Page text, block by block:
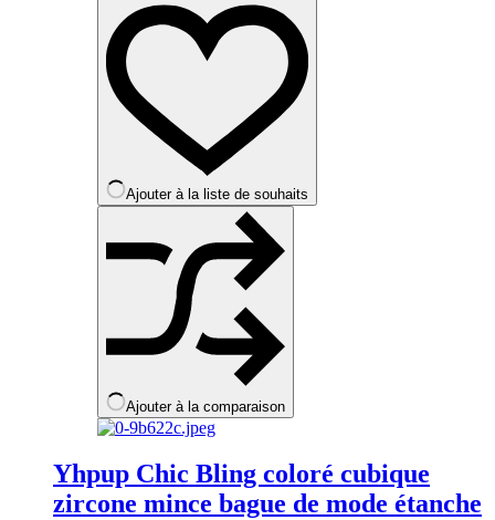
plusieurs
variations.
options
peuvent
être
choisies
sur
page
du
produit
Ajouter à la liste de souhaits
Ajouter à la comparaison
Yhpup Chic Bling coloré cubique
zircone mince bague de mode étanche